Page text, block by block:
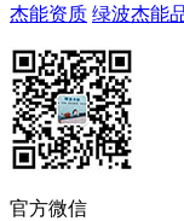
杰能资质 绿波杰能
官方微信